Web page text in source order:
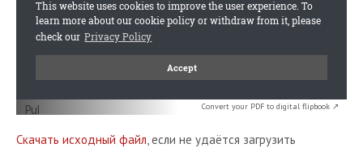
Convert your PDF to digital flipbook ↗
Скачать исходный файл, если не удаётся загрузить